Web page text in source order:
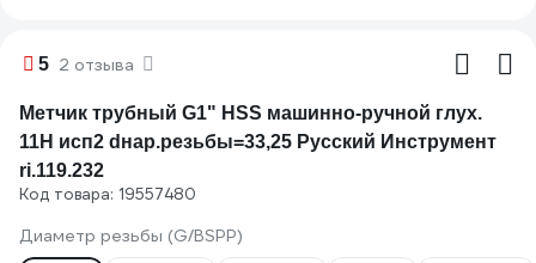
5 2 отзыва
Метчик трубный G1" HSS машинно-ручной глух.
11Н исп2 dнар.резьбы=33,25 Русский Инструмент
ri.119.232
Код товара: 19557480
Диаметр резьбы (G/BSPP)